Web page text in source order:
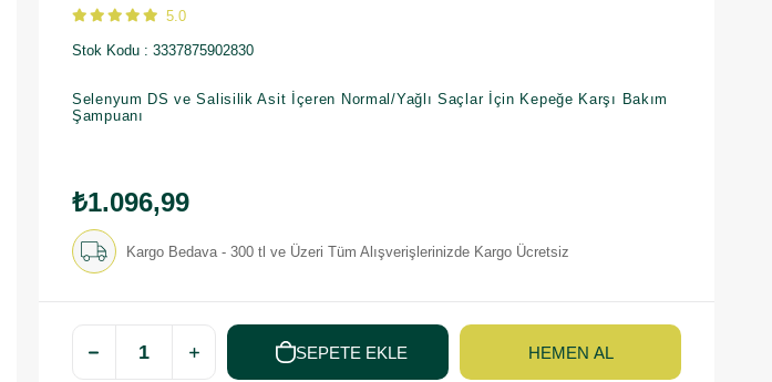
5.0
Stok Kodu 3337875902830
Selenyum DS ve Salisilik Asit İçeren Normal/Yağlı Saçlar İçin Kepeğe Karşı Bakım
Şampuanı
₺1.096,99
Kargo Bedava - 300 tl ve Üzeri Tüm Alışverişlerinizde Kargo Ücretsiz